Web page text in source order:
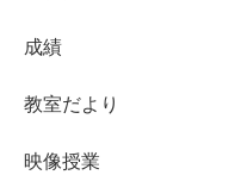
成績
教室だより
映像授業